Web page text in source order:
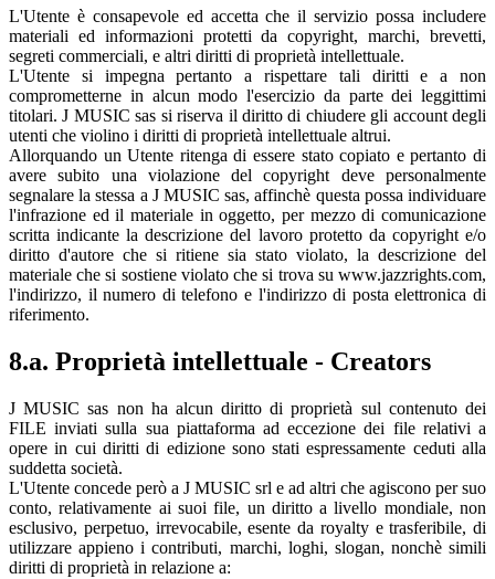
L'Utente è consapevole ed accetta che il servizio possa includere
materiali ed informazioni protetti da copyright, marchi, brevetti,
segreti commerciali, e altri diritti di proprietà intellettuale.
L'Utente si impegna pertanto a rispettare tali diritti e a non
comprometterne in alcun modo l'esercizio da parte dei leggittimi
titolari. J MUSIC sas si riserva il diritto di chiudere gli account degli
utenti che violino i diritti di proprietà intellettuale altrui.
Allorquando un Utente ritenga di essere stato copiato e pertanto di
avere subito una violazione del copyright deve personalmente
segnalare la stessa a J MUSIC sas, affinchè questa possa individuare
l'infrazione ed il materiale in oggetto, per mezzo di comunicazione
scritta indicante la descrizione del lavoro protetto da copyright e/o
diritto d'autore che si ritiene sia stato violato, la descrizione del
materiale che si sostiene violato che si trova su www.jazzrights.com,
l'indirizzo, il numero di telefono e l'indirizzo di posta elettronica di
riferimento.
8.a. Proprietà intellettuale - Creators
J MUSIC sas non ha alcun diritto di proprietà sul contenuto dei
FILE inviati sulla sua piattaforma ad eccezione dei file relativi a
opere in cui diritti di edizione sono stati espressamente ceduti alla
suddetta società.
L'Utente concede però a J MUSIC srl e ad altri che agiscono per suo
conto, relativamente ai suoi file, un diritto a livello mondiale, non
esclusivo, perpetuo, irrevocabile, esente da royalty e trasferibile, di
utilizzare appieno i contributi, marchi, loghi, slogan, nonchè simili
diritti di proprietà in relazione a: